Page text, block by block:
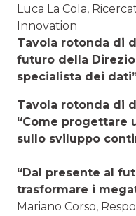
Luca La Cola,
Innovation
Tavola rotonda di
futuro della
specialista dei
Tavola rotonda di
“Come progettare
sullo sviluppo
“Dal presente al
trasformare i
Mariano Corso,